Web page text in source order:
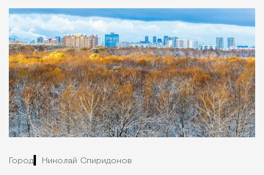
Город Николай Спиридонов